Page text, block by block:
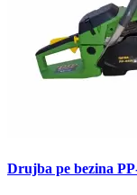
Drujba pe bezina